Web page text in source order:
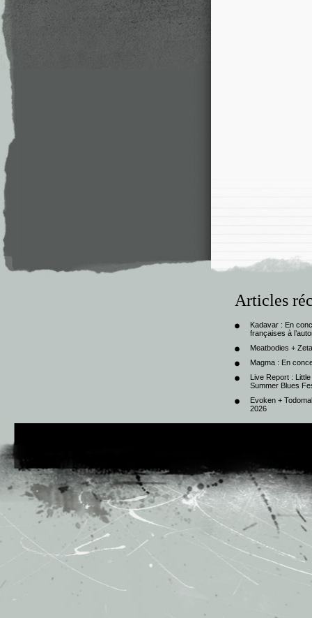
Articles
Kadavar : En
françaises à
Meatbodies +
Magma : En
Live Report :
Summer Blues
Evoken +
2026